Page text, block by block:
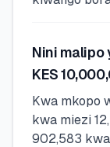
Nini malipo
KES
Kwa mkopo
kwa miezi
902,583